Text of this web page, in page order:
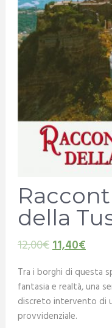
della
12,00€11,40€
Tra i borghi di questa
fantasia e realtà, una
discreto intervento di
provvidenziale.